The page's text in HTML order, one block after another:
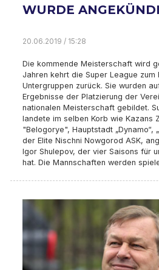
WURDE
20.06.2019 / 15:28
Die kommende Meisterschaft wird
Jahren kehrt die Super League zum
Untergruppen zurück. Sie wurden
Ergebnisse der Platzierung der
nationalen Meisterschaft gebildet.
landete im selben Korb wie Kazans
"Belogorye", Hauptstadt „Dynamo“,
der Elite Nischni Nowgorod ASK,
Igor Shulepov, der vier Saisons für
hat. Die Mannschaften werden